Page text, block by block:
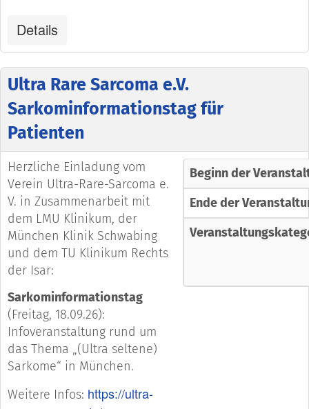
Details
Ultra Rare Sarcoma e.V.
Sarkominformationstag für
Patienten
Herzliche Einladung vom
Verein Ultra-Rare-Sarcoma e.
V. in Zusammenarbeit mit
dem LMU Klinikum, der
München Klinik Schwabing
und dem TU Klinikum Rechts
der Isar:
Sarkominformationstag
(Freitag, 18.09.26):
Infoveranstaltung rund um
das Thema „(Ultra seltene)
Sarkome“ in München.
Weitere Infos: https://ultra-
Beginn der
Ende der